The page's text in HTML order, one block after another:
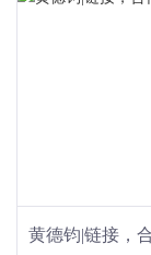
承办单
黄德钧|链接，